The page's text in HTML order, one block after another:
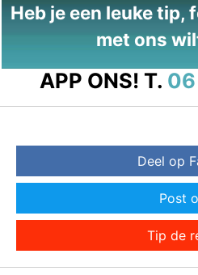
Heb je een leuke tip,
met ons
APP ONS! T. 06
Deel op
Post
Tip de